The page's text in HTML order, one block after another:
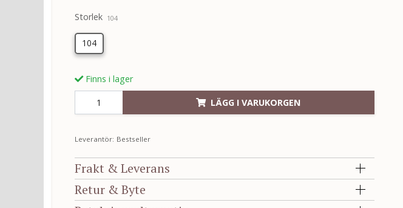
Storlek 104
104
Finns i lager
LÄGG I VARUKORGEN
Leverantör: Bestseller
Frakt & Leverans
Retur & Byte